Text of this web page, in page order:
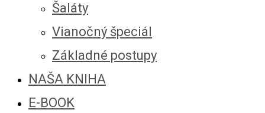
Šaláty
Vianočný špeciál
Základné postupy
NAŠA KNIHA
E-BOOK